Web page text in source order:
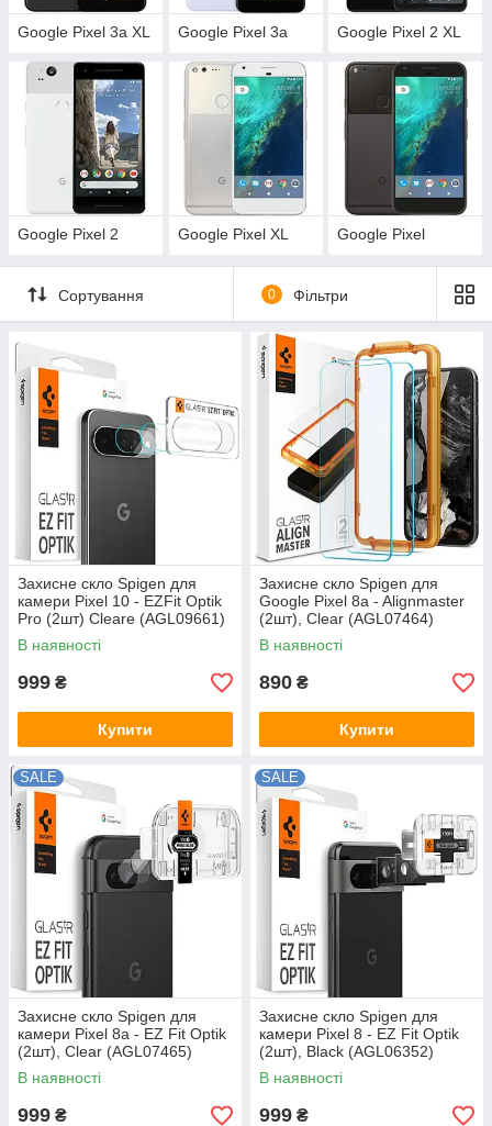
Google Pixel 3a XL Google Pixel 3a Google Pixel 2 XL
Google Pixel 2 Google Pixel XL Google Pixel
Сортування 0 Фільтри
Захисне скло Spigen для
камери Pixel 10 - EZFit Optik
Pro (2шт) Cleare (AGL09661)
В наявності
999 ₴
Купити
Захисне скло Spigen для
Google Pixel 8a - Alignmaster
(2шт), Clear (AGL07464)
В наявності
890 ₴
Купити
SALE
Захисне скло Spigen для
камери Pixel 8a - EZ Fit Optik
(2шт), Clear (AGL07465)
В наявності
999 ₴
SALE
Захисне скло Spigen для
камери Pixel 8 - EZ Fit Optik
(2шт), Black (AGL06352)
В наявності
999 ₴